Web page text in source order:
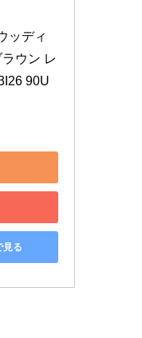
ッディ
ウン レ
90U
見る